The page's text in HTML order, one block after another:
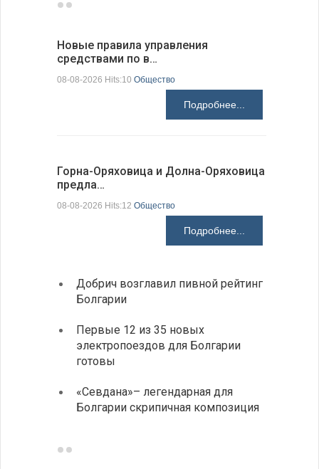
Новые правила управления
средствами по в…
08-08-2026 Hits:10 Общество
Подробнее...
Горна-Оряховица и Долна-Оряховица
предла…
08-08-2026 Hits:12 Общество
Подробнее...
Добрич возглавил пивной рейтинг
Болгарии
Первые 12 из 35 новых
электропоездов для Болгарии
готовы
«Севдана»– легендарная для
Болгарии скрипичная композиция